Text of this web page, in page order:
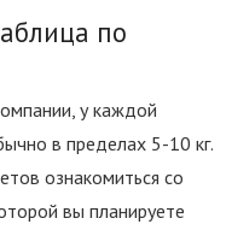
по
у каждой
в пределах 5-10 кг.
ознакомиться со
вы планируете